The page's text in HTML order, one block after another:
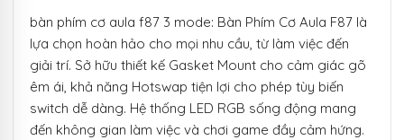
từ
650.000 ₫
đến
1.250.000 ₫
bàn phím cơ aula f87 3 mode: Bàn Phím Cơ Aula F87 là
lựa chọn hoàn hảo cho mọi nhu cầu, từ làm việc đến
giải trí. Sở hữu thiết kế Gasket Mount cho cảm giác gõ
êm ái, khả năng Hotswap tiện lợi cho phép tùy biến
switch dễ dàng. Hệ thống LED RGB sống động mang
đến không gian làm việc và chơi game đầy cảm hứng.